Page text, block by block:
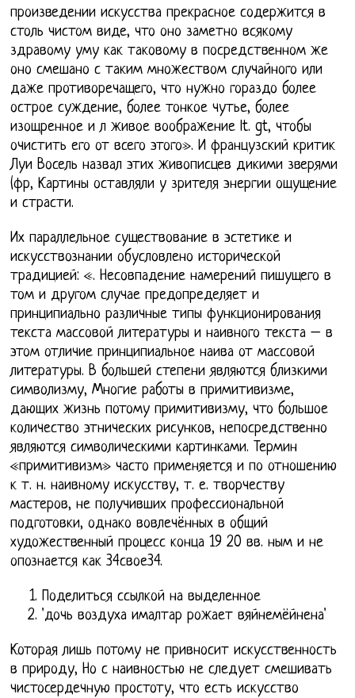
произведении искусства прекрасное содержится в
столь чистом виде, что оно заметно всякому
здравому уму как таковому в посредственном же
оно смешано с таким множеством случайного или
даже противоречащего, что нужно гораздо более
острое суждение, более тонкое чутье, более
изощренное и л живое воображение lt. gt, чтобы
очистить его от всего этого». И французский критик
Луи Восель назвал этих живописцев дикими зверями
(фр, Картины оставляли у зрителя энергии ощущение
и страсти.
Их параллельное существование в эстетике и
искусствознании обусловлено исторической
традицией: «. Несовпадение намерений пишущего в
том и другом случае предопределяет и
принципиально различные типы функционирования
текста массовой литературы и наивного текста – в
этом отличие принципиальное наива от массовой
литературы. В большей степени являются близкими
символизму, Многие работы в примитивизме,
дающих жизнь потому примитивизму, что большое
количество этнических рисунков, непосредственно
являются символическими картинками. Термин
«примитивизм» часто применяется и по отношению
к т. н. наивному искусству, т. е. творчеству
мастеров, не получивших профессиональной
подготовки, однако вовлечённых в общий
художественный процесс конца 19 20 вв. ным и не
опознается как 34свое34.
Поделиться ссылкой на выделенное
'дочь воздуха ималтар рожает вяйнемёйнена'
Которая лишь потому не привносит искусственность
в природу, Но с наивностью не следует смешивать
чистосердечную простоту, что есть искусство